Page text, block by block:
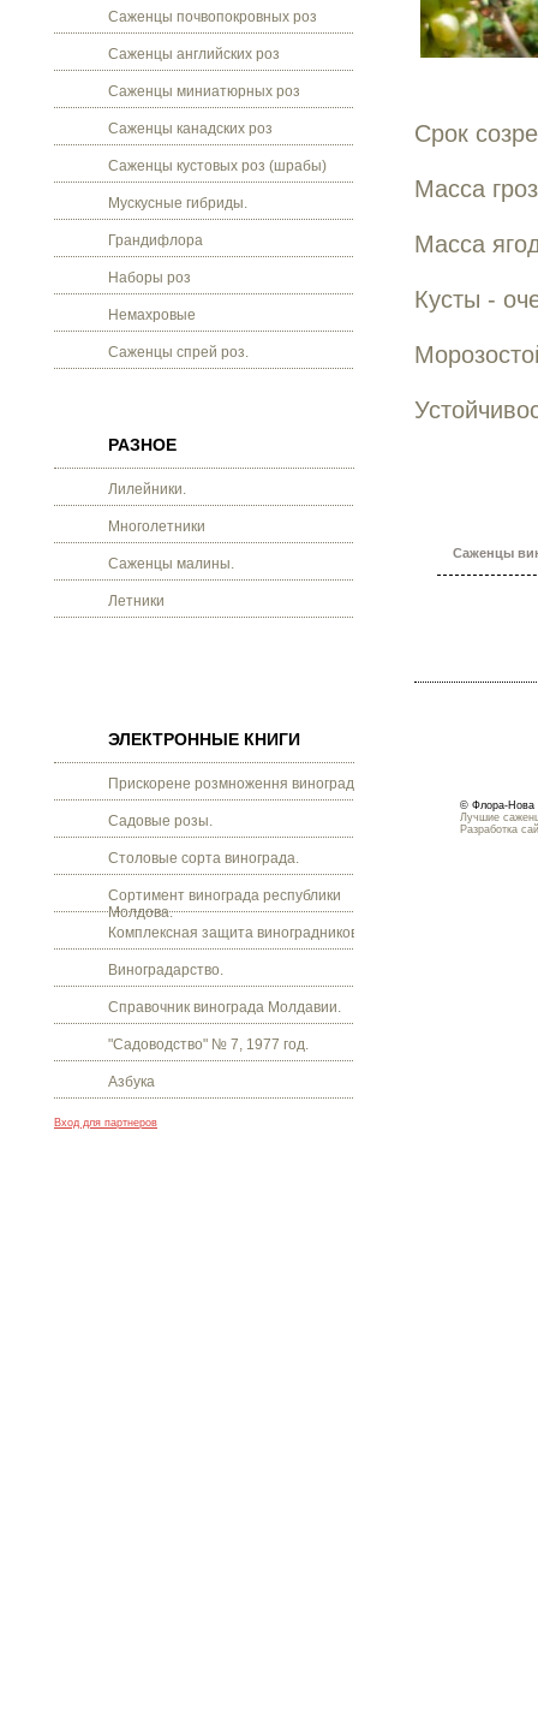
Саженцы почвопокровных роз
Саженцы английских роз
Саженцы миниатюрных роз
Саженцы канадских роз
Саженцы кустовых роз (шрабы)
Мускусные гибриды.
Грандифлора
Наборы роз
Немахровые
Саженцы спрей роз.
РАЗНОЕ
Лилейники.
Многолетники
Саженцы малины.
Летники
ЭЛЕКТРОННЫЕ КНИГИ
Прискорене розмноження винограду.
Садовые розы.
Столовые сорта винограда.
Сортимент винограда республики
Молдова.
Комплексная защита виноградников.
Виноградарство.
Справочник винограда Молдавии.
"Садоводство" № 7, 1977 год.
Азбука
Вход для партнеров
Срок
Масса
Масса
Кусты -
Саженцы
© Флора-Нова
Лучшие
Разработка